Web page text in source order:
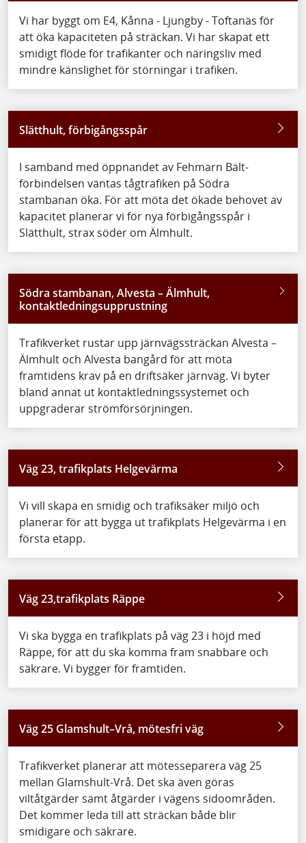
Vi har byggt om E4, Kånna - Ljungby - Toftanäs för
att öka kapaciteten på sträckan. Vi har skapat ett
smidigt flöde för trafikanter och näringsliv med
mindre känslighet för störningar i trafiken.
Slätthult, förbigångsspår
I samband med öppnandet av Fehmarn Bält-
förbindelsen väntas tågtrafiken på Södra
stambanan öka. För att möta det ökade behovet av
kapacitet planerar vi för nya förbigångsspår i
Slätthult, strax söder om Älmhult.
Södra stambanan, Alvesta – Älmhult,
kontaktledningsupprustning
Trafikverket rustar upp järnvägssträckan Alvesta –
Älmhult och Alvesta bangård för att möta
framtidens krav på en driftsäker järnväg. Vi byter
bland annat ut kontaktledningssystemet och
uppgraderar strömförsörjningen.
Väg 23, trafikplats Helgevärma
Vi vill skapa en smidig och trafiksäker miljö och
planerar för att bygga ut trafikplats Helgevärma i en
första etapp.
Väg 23,trafikplats Räppe
Vi ska bygga en trafikplats på väg 23 i höjd med
Räppe, för att du ska komma fram snabbare och
säkrare. Vi bygger för framtiden.
Väg 25 Glamshult–Vrå, mötesfri väg
Trafikverket planerar att mötesseparera väg 25
mellan Glamshult-Vrå. Det ska även göras
viltåtgärder samt åtgärder i vägens sidoområden.
Det kommer leda till att sträckan både blir
smidigare och säkrare.